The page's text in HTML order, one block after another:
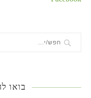
בואו